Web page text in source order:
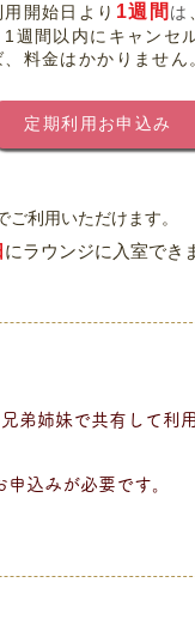
開始日より 1週間 は
1週間以内にキャンセ
料金はかかりません
定期利用お申込み
利用いただけます。
にラウンジに入室でき
弟姉妹で共有して利用
込みが必要です。